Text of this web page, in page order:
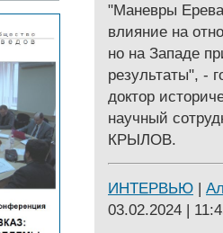
"Mаневры
влияние на
но на Западе
результаты", -
доктор
научный
КРЫЛОВ.
ИНТЕРВЬЮ |
03.02.2024 |